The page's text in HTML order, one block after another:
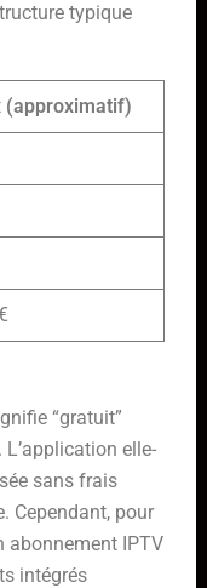
typique
(approximatif)
“gratuit”
L’application elle-
sans frais
Cependant, pour
abonnement IPTV
intégrés